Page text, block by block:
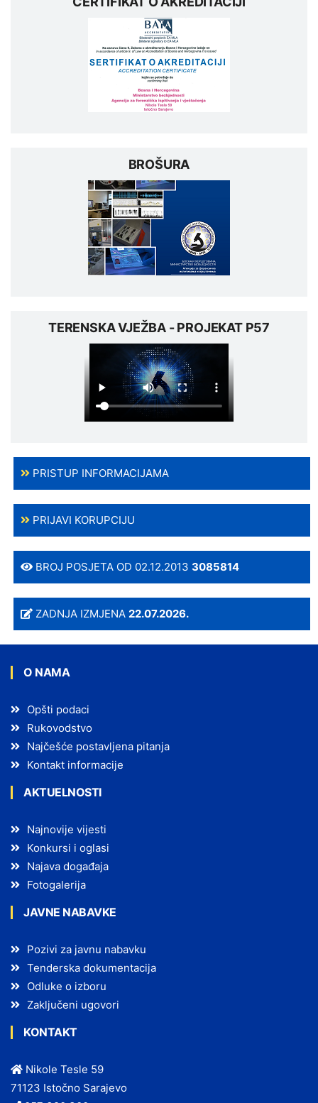
BROŠURA
TERENSKA VJEŽBA - PROJEKAT P57
PRISTUP INFORMACIJAMA
PRIJAVI KORUPCIJU
BROJ POSJETA OD 02.12.20133085814
ZADNJA IZMJENA22.07.2026.
O NAMA
Opšti podaci
Rukovodstvo
Najčešće postavljena pitanja
Kontakt informacije
AKTUELNOSTI
Najnovije vijesti
Konkursi i oglasi
Najava događaja
Fotogalerija
JAVNE NABAVKE
Pozivi za javnu nabavku
Tenderska dokumentacija
Odluke o izboru
Zaključeni ugovori
KONTAKT
Nikole Tesle 59
71123 Istočno Sarajevo